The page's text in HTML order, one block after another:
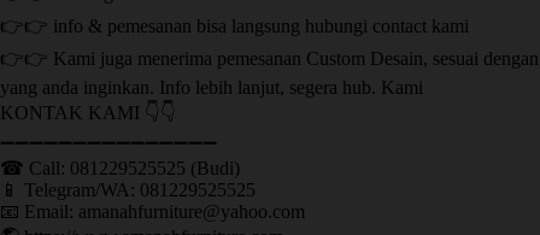
👉👉 info & pemesanan bisa langsung hubungi contact kami
👉👉 Kami juga menerima pemesanan Custom Desain, sesuai dengan
yang anda inginkan. Info lebih lanjut, segera hub. Kami
KONTAK KAMI 👇👇
➖➖➖➖➖➖➖➖➖➖➖➖➖➖➖ ㅤ
☎ Call: 081229525525 (Budi)
📱 Telegram/WA: 081229525525
📧 Email: amanahfurniture@yahoo.com